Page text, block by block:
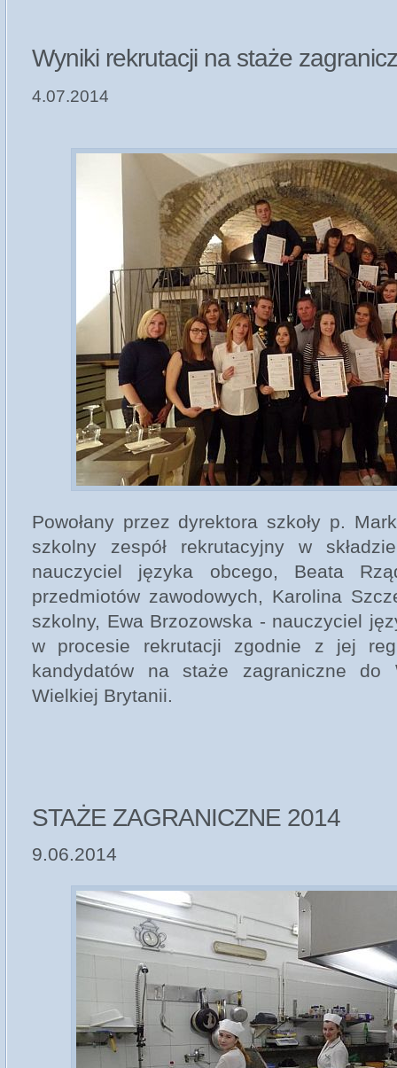
Wyniki rekrutacji na staże
4.07.2014
Powołany przez dyrektora szkoły p.
szkolny zespół rekrutacyjny w
nauczyciel języka obcego, Beata
przedmiotów zawodowych, Karolina
szkolny, Ewa Brzozowska - nauczyciel
w procesie rekrutacji zgodnie z jej
kandydatów na staże zagraniczne do
Wielkiej Brytanii.
STAŻE ZAGRANICZNE 2014
9.06.2014